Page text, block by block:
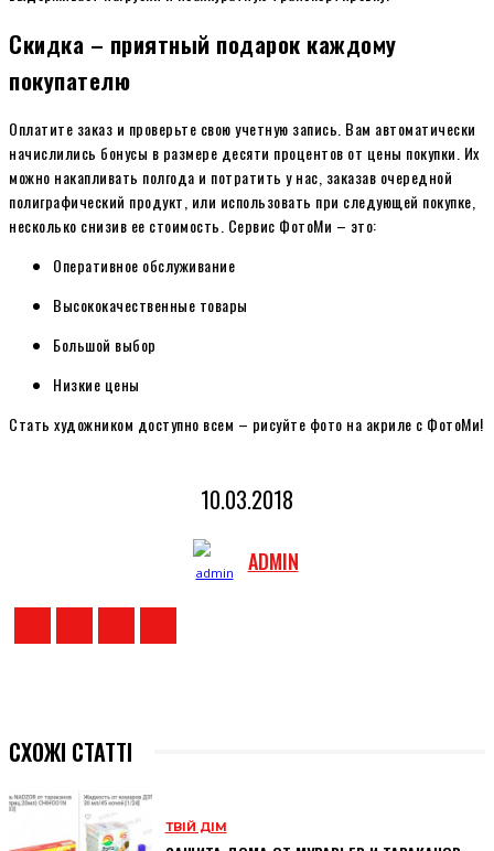
Скидка – приятный подарок каждому
покупателю
Оплатите заказ и проверьте свою учетную запись. Вам автоматически
начислились бонусы в размере десяти процентов от цены покупки. Их
можно накапливать полгода и потратить у нас, заказав очередной
полиграфический продукт, или использовать при следующей покупке,
несколько снизив ее стоимость. Сервис ФотоМи – это:
Оперативное обслуживание
Высококачественные товары
Большой выбор
Низкие цены
Стать художником доступно всем – рисуйте фото на акриле с ФотоМи!
10.03.2018
ADMIN
СХОЖІ СТАТТІ
ТВІЙ ДІМ